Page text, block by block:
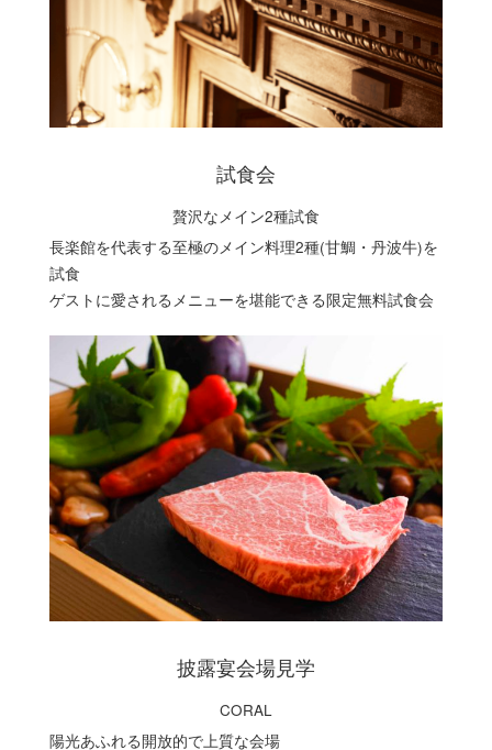
試食会
贅沢なメイン2種試食
長楽館を代表する至極のメイン料理2種(甘鯛・丹波牛)を
試食
ゲストに愛されるメニューを堪能できる限定無料試食会
披露宴会場見学
CORAL
陽光あふれる開放的で上質な会場